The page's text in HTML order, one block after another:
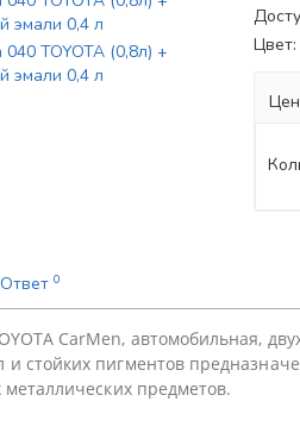
Цвет:
0
CarMen, автомобильная,
стойких пигментов
металлических предметoв.